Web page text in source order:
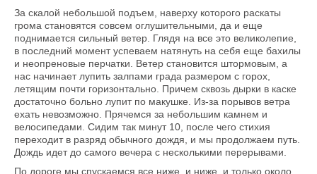
За скалой небольшой подъем, наверху которого раскаты
грома становятся совсем оглушительными, да и еще
поднимается сильный ветер. Глядя на все это великолепие,
в последний момент успеваем натянуть на себя еще бахилы
и неопреновые перчатки. Ветер становится штормовым, а
нас начинает лупить залпами града размером с горох,
летящим почти горизонтально. Причем сквозь дырки в каске
достаточно больно лупит по макушке. Из-за порывов ветра
ехать невозможно. Прячемся за небольшим камнем и
велосипедами. Сидим так минут 10, после чего стихия
переходит в разряд обычного дождя, и мы продолжаем путь.
Дождь идет до самого вечера с несколькими перерывами.
По дороге мы спускаемся все ниже, и ниже, и только около